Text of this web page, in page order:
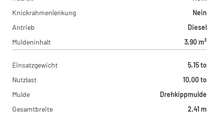
Knickrahmenlenkung
Nein
Antrieb
Diesel
Muldeninhalt
3,90 m³
Einsatzgewicht
5,15 to
Nutzlast
10,00 to
Mulde
Drehkippmulde
Gesamtbreite
2,41 m